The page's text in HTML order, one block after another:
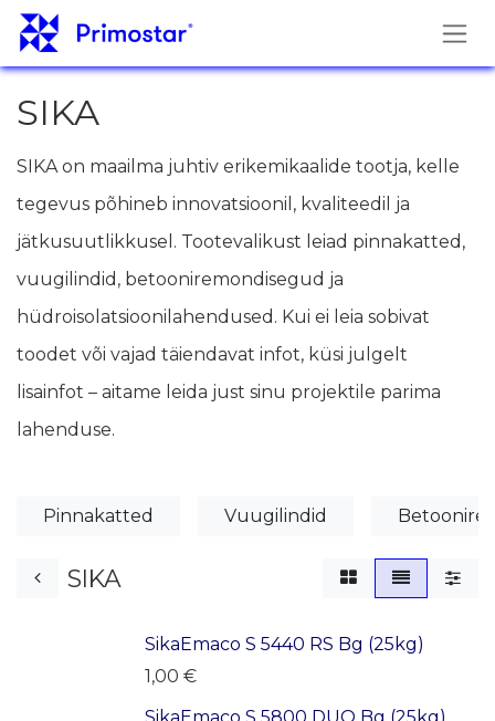
Skip to Content
SIKA
SIKA on maailma juhtiv erikemikaalide tootja, kelle
tegevus põhineb innovatsioonil, kvaliteedil ja
jätkusuutlikkusel. Tootevalikust leiad pinnakatted,
vuugilindid, betooniremondisegud ja
hüdroisolatsioonilahendused. Kui ei leia sobivat
toodet või vajad täiendavat infot, küsi julgelt
lisainfot – aitame leida just sinu projektile parima
lahenduse.
Pinnakatted Vuugilindid
SIKA
SikaEmaco S 5440 RS Bg (25kg)
1,00 €